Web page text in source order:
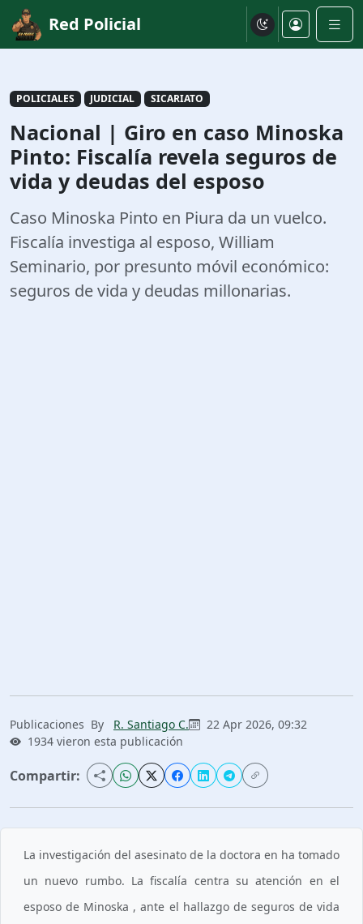
Red Policial
POLICIALES JUDICIAL SICARIATO
Nacional | Giro en caso Minoska
Pinto: Fiscalía revela seguros de
vida y deudas del esposo
Caso Minoska Pinto en Piura da un vuelco.
Fiscalía investiga al esposo, William
Seminario, por presunto móvil económico:
seguros de vida y deudas millonarias.
Publicaciones By R. Santiago C.
22 Apr 2026, 09:32
1934 vieron esta publicación
Compartir:
La investigación del asesinato de la doctora en ha tomado
un nuevo rumbo. La fiscalía centra su atención en el
esposo de Minoska , ante el hallazgo de seguros de vida